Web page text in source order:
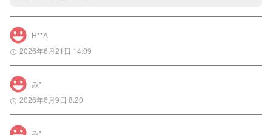
H**A
2026年6月21日 14:09
み*
2026年6月9日 8:20
み*